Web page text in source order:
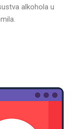
alkohola u